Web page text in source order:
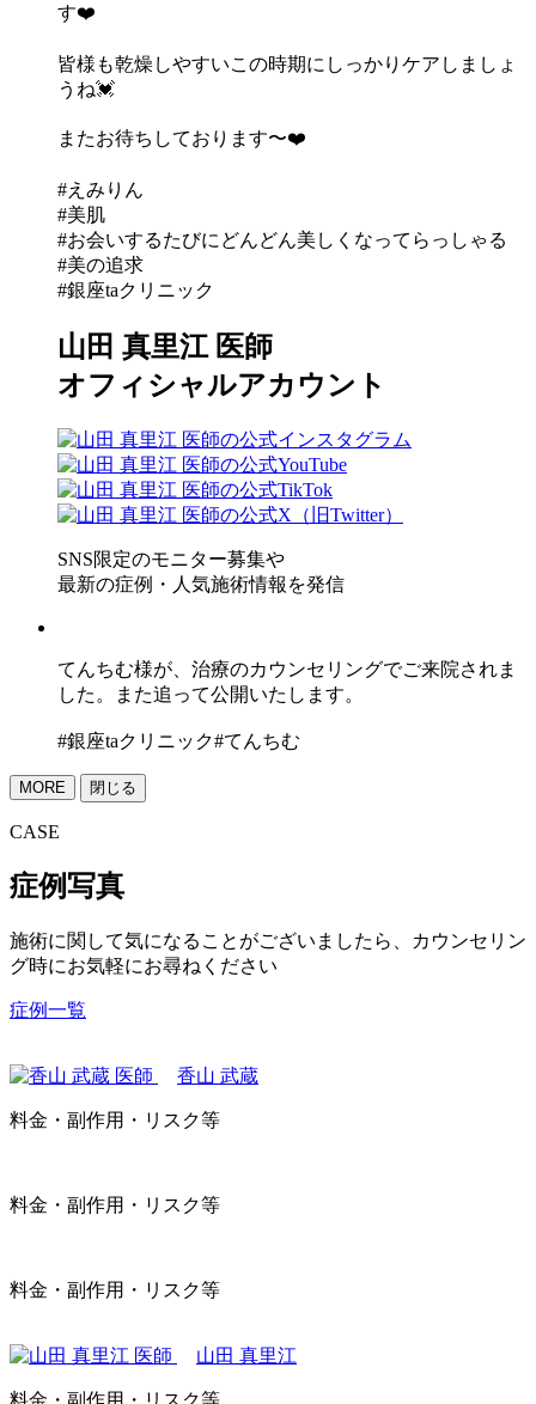
す❤️
皆様も乾燥しやすいこの時期にしっかりケアしましょ
うね💓
またお待ちしております〜❤️
#えみりん
#美肌
#お会いするたびにどんどん美しくなってらっしゃる
#美の追求
#銀座taクリニック
山田 真里江 医師
オフィシャルアカウント
SNS限定のモニター募集や
最新の症例・人気施術情報を発信
てんちむ様が、治療のカウンセリングでご来院されま
した。また追って公開いたします。
#銀座taクリニック#てんちむ
MORE 閉じる
CASE
症例写真
施術に関して気になることがございましたら、カウンセリン
グ時にお気軽にお尋ねください
症例一覧
香山 武蔵
料金・副作用・リスク等
料金・副作用・リスク等
料金・副作用・リスク等
山田 真里江
料金・副作用・リスク等